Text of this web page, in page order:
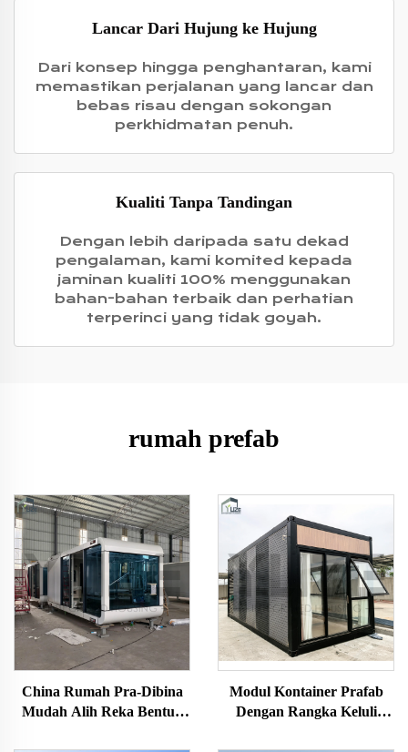
Lancar Dari Hujung ke Hujung
Dari konsep hingga penghantaran, kami
memastikan perjalanan yang lancar dan
bebas risau dengan sokongan
perkhidmatan penuh.
Kualiti Tanpa Tandingan
Dengan lebih daripada satu dekad
pengalaman, kami komited kepada
jaminan kualiti 100% menggunakan
bahan-bahan terbaik dan perhatian
terperinci yang tidak goyah.
rumah prefab
China Rumah Pra-Dibina
Mudah Alih Reka Bentuk
Modul Kontainer Prafab
Dengan Rangka Keluli